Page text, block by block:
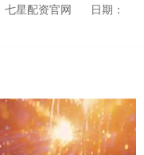
七星配资官网
日期：